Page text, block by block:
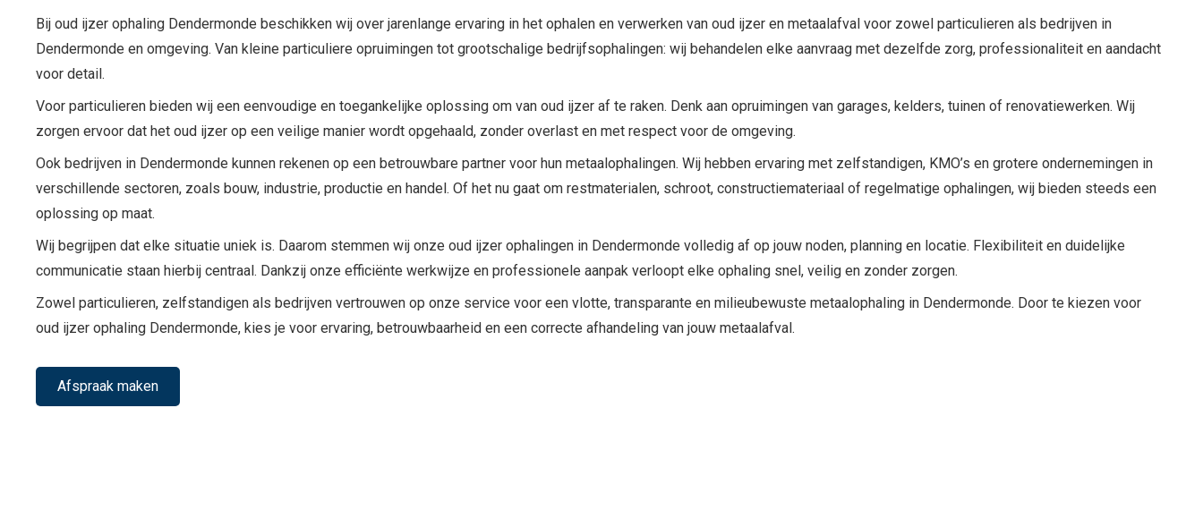
Bij oud ijzer ophaling Dendermonde beschikken wij over jarenlange ervaring in het ophalen en verwerken van oud ijzer en metaalafval voor zowel particulieren als bedrijven in
Dendermonde en omgeving. Van kleine particuliere opruimingen tot grootschalige bedrijfsophalingen: wij behandelen elke aanvraag met dezelfde zorg, professionaliteit en aandacht
voor detail.
Voor particulieren bieden wij een eenvoudige en toegankelijke oplossing om van oud ijzer af te raken. Denk aan opruimingen van garages, kelders, tuinen of renovatiewerken. Wij
zorgen ervoor dat het oud ijzer op een veilige manier wordt opgehaald, zonder overlast en met respect voor de omgeving.
Ook bedrijven in Dendermonde kunnen rekenen op een betrouwbare partner voor hun metaalophalingen. Wij hebben ervaring met zelfstandigen, KMO’s en grotere ondernemingen in
verschillende sectoren, zoals bouw, industrie, productie en handel. Of het nu gaat om restmaterialen, schroot, constructiemateriaal of regelmatige ophalingen, wij bieden steeds een
oplossing op maat.
Wij begrijpen dat elke situatie uniek is. Daarom stemmen wij onze oud ijzer ophalingen in Dendermonde volledig af op jouw noden, planning en locatie. Flexibiliteit en duidelijke
communicatie staan hierbij centraal. Dankzij onze efficiënte werkwijze en professionele aanpak verloopt elke ophaling snel, veilig en zonder zorgen.
Zowel particulieren, zelfstandigen als bedrijven vertrouwen op onze service voor een vlotte, transparante en milieubewuste metaalophaling in Dendermonde. Door te kiezen voor
oud ijzer ophaling Dendermonde, kies je voor ervaring, betrouwbaarheid en een correcte afhandeling van jouw metaalafval.
Afspraak maken